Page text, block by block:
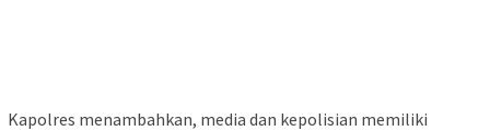
Kapolres menambahkan, media dan kepolisian memiliki